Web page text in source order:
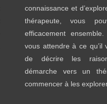
connaissance et
thérapeute, vous
efficacement
vous attendre à ce qu’il
de décrire les
démarche vers un
commencer à les